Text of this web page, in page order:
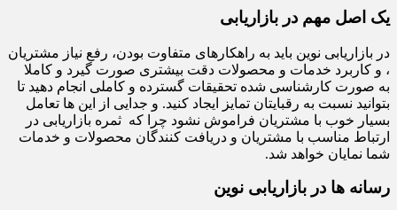
یک اصل مهم در بازاریابی
در بازاریابی نوین باید به راهکارهای متفاوت بودن، رفع نیاز مشتریان
، و کاربرد خدمات و محصولات دقت بیشتری صورت گیرد و کاملا
به صورت کارشناسی شده تحقیقات گسترده و کاملی انجام دهید تا
بتوانید نسبت به رقبایتان تمایز ایجاد کنید. و جدایی از این ها تعامل
بسیار خوب با مشتریان فراموش نشود چرا که ثمره بازاریابی در
ارتباط مناسب با مشتریان و دریافت کنندگان محصولات و خدمات
شما نمایان خواهد شد.
رسانه ها در بازاریابی نوین